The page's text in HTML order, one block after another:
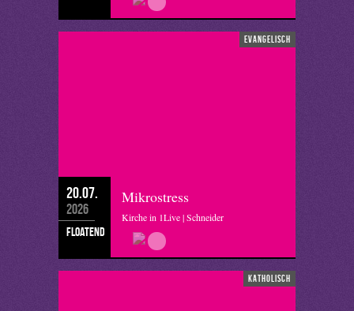
evangelisch
20.07.
2026
floatend
Mikrostress
Kirche in 1Live | Schneider
katholisch